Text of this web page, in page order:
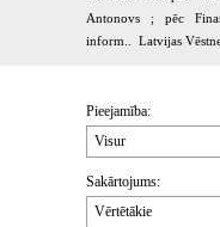
Antonovs ; pēc
inform.. Latvijas
Pieejamība:
Visur
Sakārtojums:
Vērtētākie